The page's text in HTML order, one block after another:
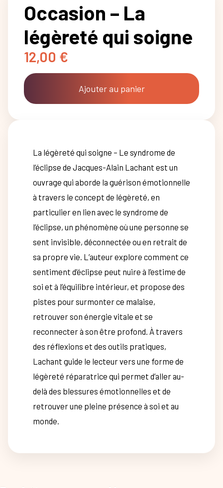
Occasion – La
légèreté qui soigne
12,00 €
Ajouter au panier
La légèreté qui soigne – Le syndrome de
l’éclipse de Jacques-Alain Lachant est un
ouvrage qui aborde la guérison émotionnelle
à travers le concept de légèreté, en
particulier en lien avec le syndrome de
l’éclipse, un phénomène où une personne se
sent invisible, déconnectée ou en retrait de
sa propre vie. L’auteur explore comment ce
sentiment d’éclipse peut nuire à l’estime de
soi et à l’équilibre intérieur, et propose des
pistes pour surmonter ce malaise,
retrouver son énergie vitale et se
reconnecter à son être profond. À travers
des réflexions et des outils pratiques,
Lachant guide le lecteur vers une forme de
légèreté réparatrice qui permet d’aller au-
delà des blessures émotionnelles et de
retrouver une pleine présence à soi et au
monde.